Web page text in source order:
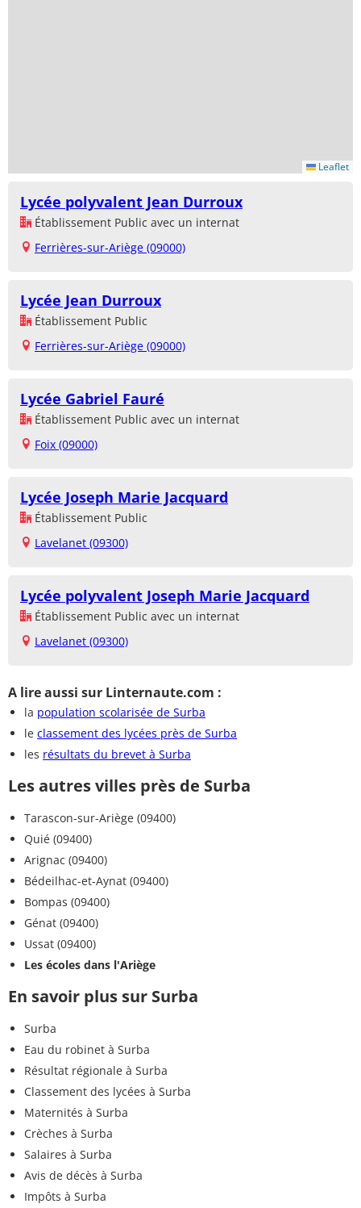
Leaflet
Lycée polyvalent Jean Durroux
Établissement Public avec un internat
Ferrières-sur-Ariège (09000)
Lycée Jean Durroux
Établissement Public
Ferrières-sur-Ariège (09000)
Lycée Gabriel Fauré
Établissement Public avec un internat
Foix (09000)
Lycée Joseph Marie Jacquard
Établissement Public
Lavelanet (09300)
Lycée polyvalent Joseph Marie Jacquard
Établissement Public avec un internat
Lavelanet (09300)
A lire aussi sur Linternaute.com :
la population scolarisée de Surba
le classement des lycées près de Surba
les résultats du brevet à Surba
Les autres villes près de Surba
Tarascon-sur-Ariège (09400)
Quié (09400)
Arignac (09400)
Bédeilhac-et-Aynat (09400)
Bompas (09400)
Génat (09400)
Ussat (09400)
Les écoles dans l'Ariège
En savoir plus sur Surba
Surba
Eau du robinet à Surba
Résultat régionale à Surba
Classement des lycées à Surba
Maternités à Surba
Crèches à Surba
Salaires à Surba
Avis de décès à Surba
Impôts à Surba